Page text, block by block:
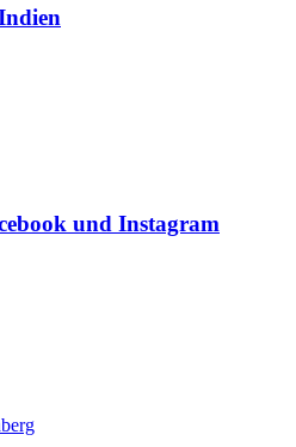
und Instagram